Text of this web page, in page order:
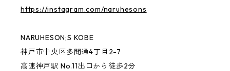
https://instagram.com/naruhesons
NARUHESON;S KOBE
神戸市中央区多聞通4丁目2-7
高速神戸駅 No.11出口から徒歩2分